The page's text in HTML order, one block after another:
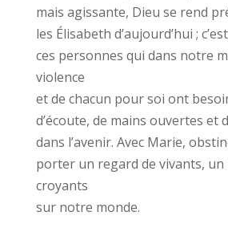
mais agissante, Dieu se rend
les Élisabeth d’aujourd’hui ;
ces personnes qui dans notre
violence
et de chacun pour soi ont
d’écoute, de mains ouvertes et
dans l’avenir. Avec Marie,
porter un regard de vivants, un
croyants
sur notre monde.